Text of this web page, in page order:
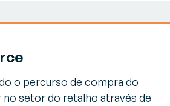
o percurso de compra do
setor do retalho através de